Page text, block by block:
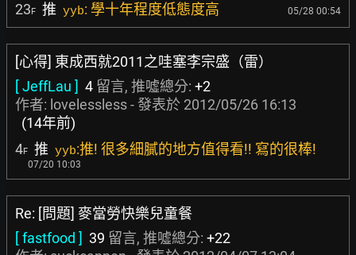
23F 推 yyb: 學十年程度低態度高 05/28 00:54
[心得] 東成西就2011之哇塞李宗盛（雷）
[ JeffLau ] 4 留言, 推噓總分: +2
作者: lovelessless- 發表於 2012/05/26 16:13
(14年前)
4F 推 yyb:推! 很多細膩的地方值得看!! 寫的很棒!
07/20 10:03
Re: [問題] 麥當勞快樂兒童餐
[ fastfood ] 39 留言, 推噓總分: +22